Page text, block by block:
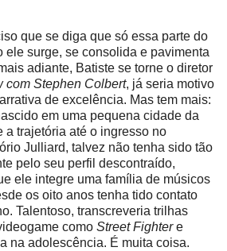
que se diga que só essa parte do
ele surge, se consolida e pavimenta
adiante, Batiste se torne o diretor
com Stephen Colbert, já seria motivo
de excelência. Mas tem mais:
em uma pequena cidade da
a trajetória até o ingresso no
Julliard, talvez não tenha sido tão
pelo seu perfil descontraído,
ele integre uma família de músicos
os oito anos tenha tido contato
Talentoso, transcreveria trilhas
como Street Fightere
na adolescência. É muita coisa.